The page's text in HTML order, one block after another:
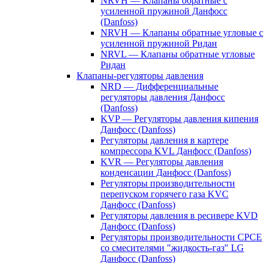
усиленной пружиной Данфосс
(Danfoss)
NRVH — Клапаны обратные угловые с
усиленной пружиной Ридан
NRVL — Клапаны обратные угловые
Ридан
Клапаны-регуляторы давления
NRD — Дифференциальные
регуляторы давления Данфосс
(Danfoss)
KVP — Регуляторы давления кипения
Данфосс (Danfoss)
Регуляторы давления в картере
компрессора KVL Данфосс (Danfoss)
KVR — Регуляторы давления
конденсации Данфосс (Danfoss)
Регуляторы производительности
перепуском горячего газа KVC
Данфосс (Danfoss)
Регуляторы давления в ресивере KVD
Данфосс (Danfoss)
Регуляторы производительности CPCE
со смесителями "жидкость-газ" LG
Данфосс (Danfoss)